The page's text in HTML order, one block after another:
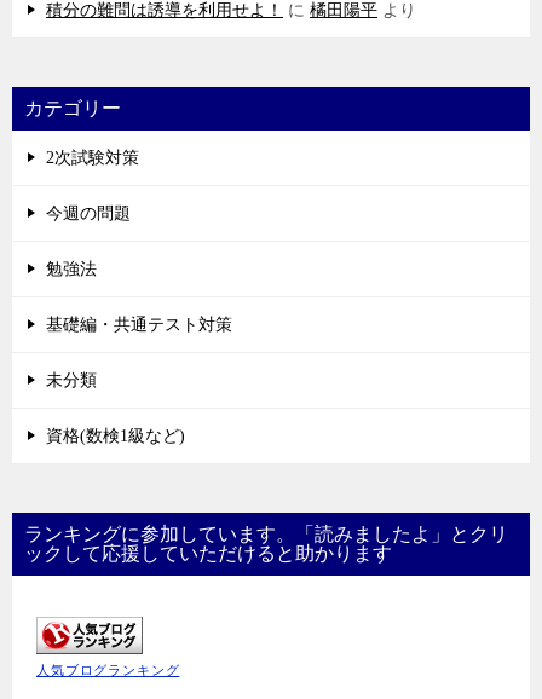
積分の難問は誘導を利用せよ！ に 橘田陽平 より
カテゴリー
2次試験対策
今週の問題
勉強法
基礎編・共通テスト対策
未分類
資格(数検1級など)
ランキングに参加しています。「読みましたよ」とクリ
ックして応援していただけると助かります
人気ブログランキング